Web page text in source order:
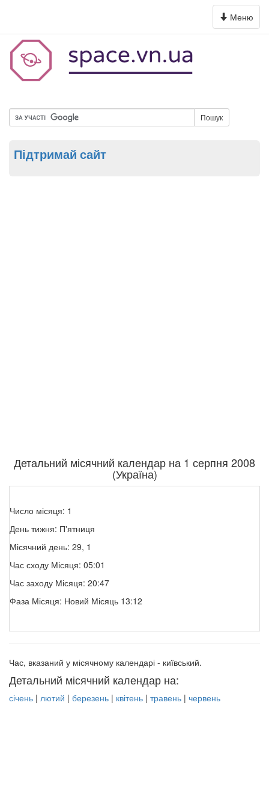
Toggle
navigation
Меню
Пошук
Підтримай сайт
Детальний місячний календар на 1 серпня 2008
(Україна)
Число місяця: 1
День тижня: П'ятниця
Місячний день: 29, 1
Час сходу Місяця: 05:01
Час заходу Місяця: 20:47
Фаза Місяця: Новий Місяць 13:12
Час, вказаний у місячному календарі - київський.
Детальний місячний календар на:
січень | лютий | березень | квітень | травень | червень